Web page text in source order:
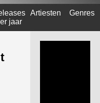
jaar
Artiesten Genres